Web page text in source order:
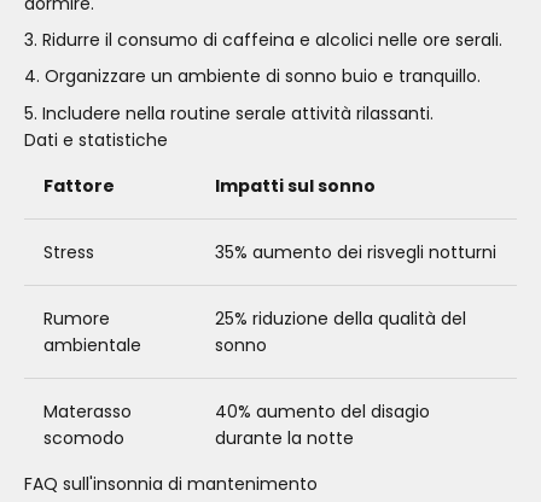
Ridurre il consumo di caffeina e alcolici nelle ore serali.
Organizzare un ambiente di sonno buio e tranquillo.
Includere nella routine serale attività rilassanti.
Dati e statistiche
Fattore
Impatti sul sonno
Stress 35% aumento dei risvegli notturni
Rumore
ambientale
25% riduzione della qualità del
sonno
Materasso
scomodo
40% aumento del disagio
durante la notte
FAQ sull'insonnia di mantenimento